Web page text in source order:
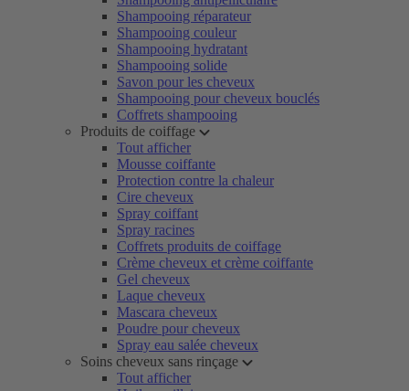
Shampooing réparateur
Shampooing couleur
Shampooing hydratant
Shampooing solide
Savon pour les cheveux
Shampooing pour cheveux bouclés
Coffrets shampooing
Produits de coiffage
Tout afficher
Mousse coiffante
Protection contre la chaleur
Cire cheveux
Spray coiffant
Spray racines
Coffrets produits de coiffage
Crème cheveux et crème coiffante
Gel cheveux
Laque cheveux
Mascara cheveux
Poudre pour cheveux
Spray eau salée cheveux
Soins cheveux sans rinçage
Tout afficher